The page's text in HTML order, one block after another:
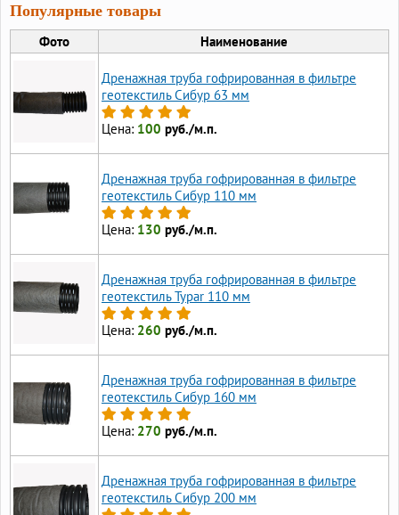
Популярные товары
Фото Наименование
Дренажная труба гофрированная в фильтре
геотекстиль Сибур 63 мм
Цена: 100 руб./м.п.
Дренажная труба гофрированная в фильтре
геотекстиль Сибур 110 мм
Цена: 130 руб./м.п.
Дренажная труба гофрированная в фильтре
геотекстиль Typar 110 мм
Цена: 260 руб./м.п.
Дренажная труба гофрированная в фильтре
геотекстиль Сибур 160 мм
Цена: 270 руб./м.п.
Дренажная труба гофрированная в фильтре
геотекстиль Сибур 200 мм